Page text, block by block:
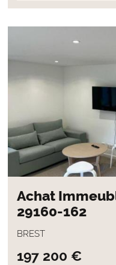
Achat
29160-162
BREST
197 200 €